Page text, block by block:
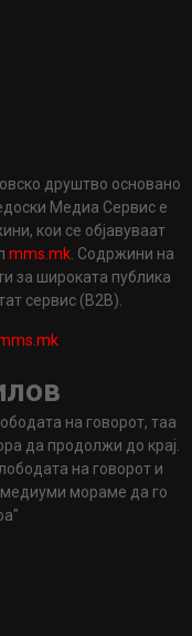
друштво основано
Медиа Сервис е
кои се објавуваат
mms.mk . Содржини на
за широката публика
сервис (B2B).
на говорот, таа
да продолжи до крај.
на говорот и
мораме да го